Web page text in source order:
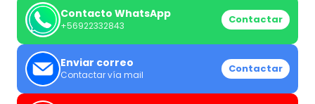
Contacto WhatsApp
+56922332843 Contactar
Enviar correo
Contactar vía mail Contactar